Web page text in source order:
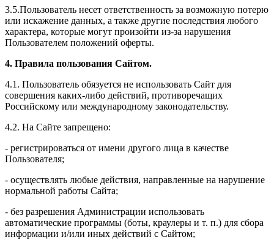
3.5.Пользователь несет ответственность за возможную потерю
или искажение данных, а также другие последствия любого
характера, которые могут произойти из-за нарушения
Пользователем положений оферты.
4. Правила пользования Сайтом.
4.1. Пользователь обязуется не использовать Сайт для
совершения каких-либо действий, противоречащих
Российскому или международному законодательству.
4.2. На Сайте запрещено:
- регистрироваться от имени другого лица в качестве
Пользователя;
- осуществлять любые действия, направленные на нарушение
нормальной работы Сайта;
- без разрешения Администрации использовать
автоматические программы (боты, краулеры и т. п.) для сбора
информации и/или иных действий с Сайтом;